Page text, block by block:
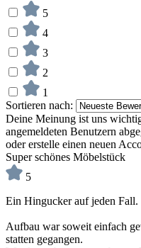
5
4
3
2
1
Sortieren nach:
Deine Meinung ist uns
angemeldeten Benutzern
oder erstelle einen neuen
Super schönes Möbelstück
5
Ein Hingucker auf jeden Fall.
Aufbau war soweit einfach
statten gegangen.